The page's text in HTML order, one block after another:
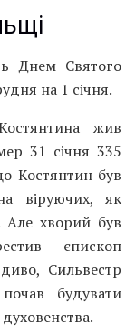
Днем Святого
на 1 січня.
жив
31 січня 335
Костянтин був
віруючих, як
Але хворий був
єпископ
Сильвестр
будувати